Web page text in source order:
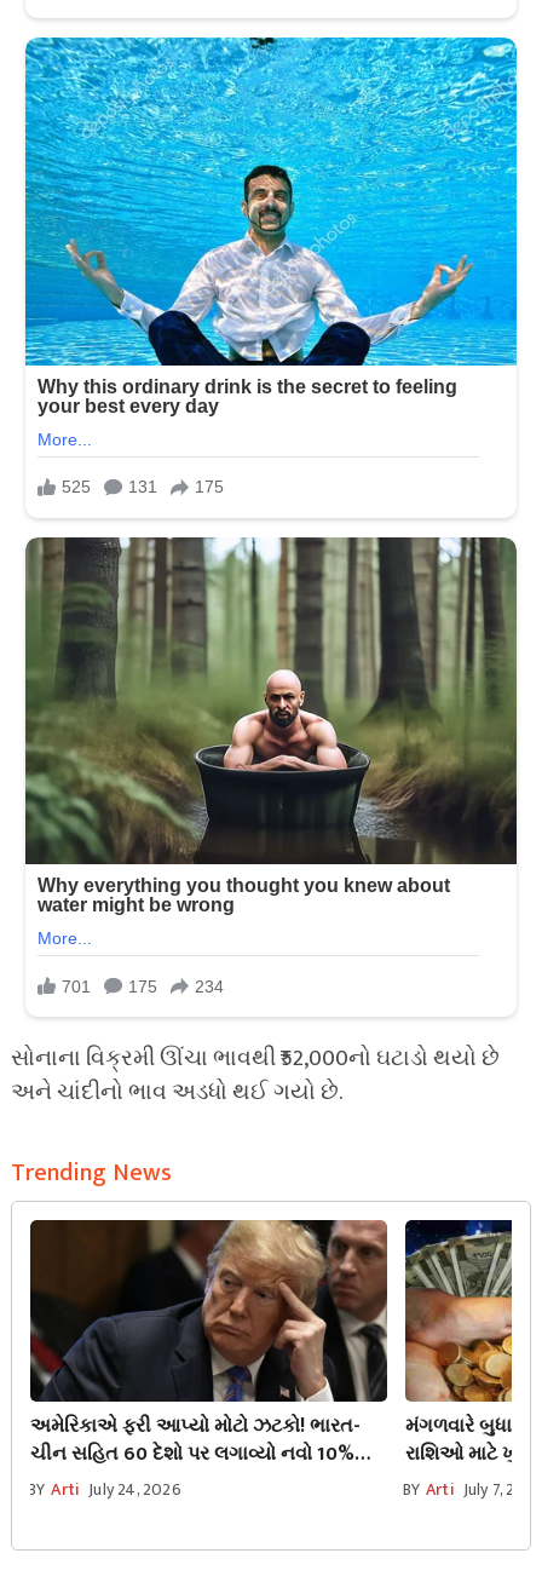
સોનાના વિક્રમી ઊંચા ભાવથી ₹52,000નો ઘટાડો થયો છે
અને ચાંદીનો ભાવ અડધો થઈ ગયો છે.
Trending News
અમેરિકાએ ફરી આપ્યો મોટો ઝટકો! ભારત-
ચીન સહિત 60 દેશો પર લગાવ્યો નવો 10%
ટેરિફ, જાણો શું પડશે અસર?
BY Arti July 24, 2026
મંગળવારે
રાશિઓ માટે
રાશિની ચમકશે
BY Arti July 7,